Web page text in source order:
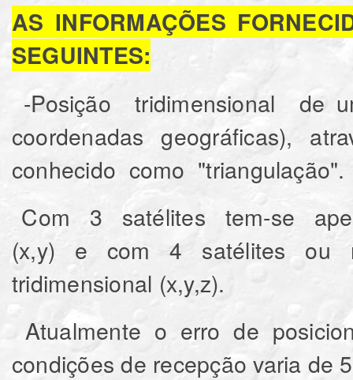
AS INFORMAÇÕES
SEGUINTES:
-Posição tridimensional de
coordenadas geográficas),
conhecido como "triangulação".
Com 3 satélites tem-se
(x,y) e com 4 satélites ou
tridimensional (x,y,z).
Atualmente o erro de
condições de recepção varia de